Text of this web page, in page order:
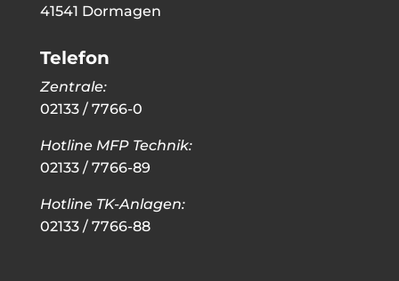
41541 Dormagen
Telefon
Zentrale:
02133 / 7766-0
Hotline MFP Technik:
02133 / 7766-89
Hotline TK-Anlagen:
02133 / 7766-88